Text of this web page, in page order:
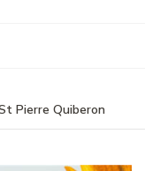
Pierre Quiberon